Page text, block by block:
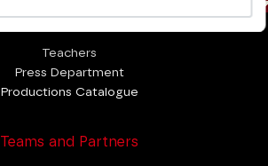
Professional Space
Teachers
Press Department
Productions Catalogue
Teams and Partners